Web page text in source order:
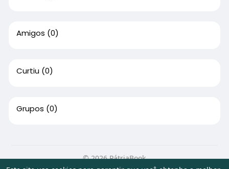
Amigos (0)
Curtiu (0)
Grupos (0)
© 2026 PátriaBook